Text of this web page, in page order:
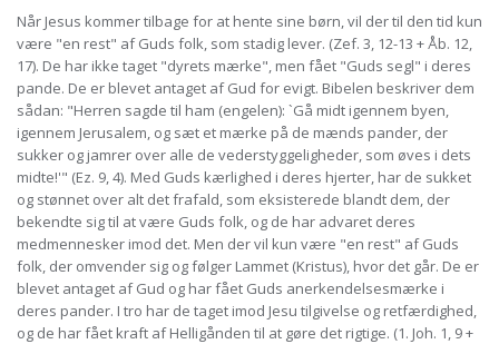
Når Jesus kommer tilbage for at hente sine børn, vil der til den tid kun
være "en rest" af Guds folk, som stadig lever. (Zef. 3, 12-13 + Åb. 12,
17). De har ikke taget "dyrets mærke", men fået "Guds segl" i deres
pande. De er blevet antaget af Gud for evigt. Bibelen beskriver dem
sådan: "Herren sagde til ham (engelen): `Gå midt igennem byen,
igennem Jerusalem, og sæt et mærke på de mænds pander, der
sukker og jamrer over alle de vederstyggeligheder, som øves i dets
midte!'" (Ez. 9, 4). Med Guds kærlighed i deres hjerter, har de sukket
og stønnet over alt det frafald, som eksisterede blandt dem, der
bekendte sig til at være Guds folk, og de har advaret deres
medmennesker imod det. Men der vil kun være "en rest" af Guds
folk, der omvender sig og følger Lammet (Kristus), hvor det går. De er
blevet antaget af Gud og har fået Guds anerkendelsesmærke i
deres pander. I tro har de taget imod Jesu tilgivelse og retfærdighed,
og de har fået kraft af Helligånden til at gøre det rigtige. (1. Joh. 1, 9 +